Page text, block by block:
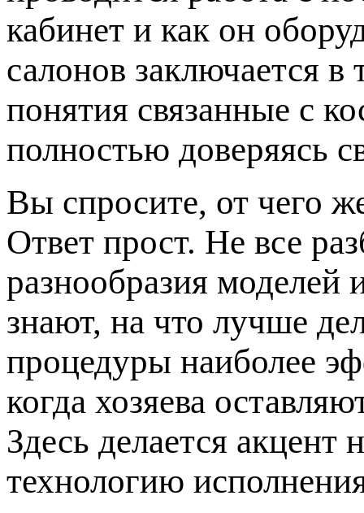
кабинет и как он
салонов заключается
понятия связанные с
полностью доверяясь
Вы спросите, от чего
Ответ прост. Не все
разнообразия моделей
знают, на что лучше
процедуры наиболее
когда хозяева
Здесь делается акцент
технологию